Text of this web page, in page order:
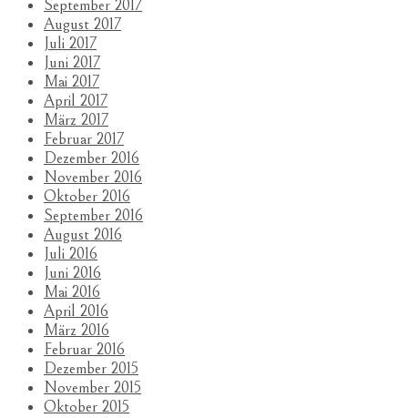
September 2017
August 2017
Juli 2017
Juni 2017
Mai 2017
April 2017
März 2017
Februar 2017
Dezember 2016
November 2016
Oktober 2016
September 2016
August 2016
Juli 2016
Juni 2016
Mai 2016
April 2016
März 2016
Februar 2016
Dezember 2015
November 2015
Oktober 2015